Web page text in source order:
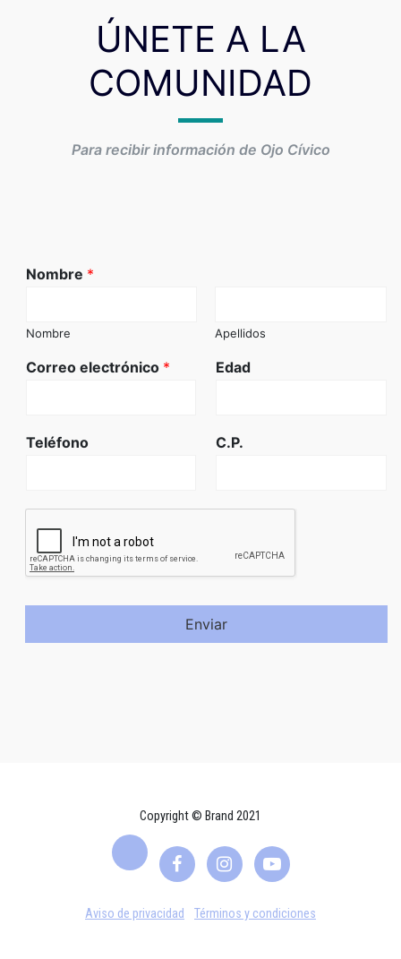
ÚNETE A LA
COMUNIDAD
Para recibir información de Ojo Cívico
Nombre *
Nombre Apellidos
Correo electrónico * Edad
Teléfono C.P.
Enviar
Copyright © Brand 2021
Aviso de privacidad Términos y condiciones